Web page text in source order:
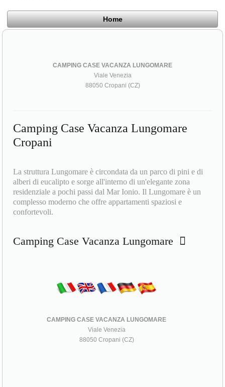
Home
CAMPING CASE VACANZA LUNGOMARE
Viale Venezia
88050 Cropani (CZ)
Camping Case Vacanza Lungomare
Cropani
La struttura Lungomare è circondata da un parco di pini e di
alberi di eucalipto e sorge all'interno di un'elegante zona
residenziale a pochi passi dal Mar Ionio. Il Lungomare è un
complesso moderno che offre appartamenti spaziosi e
confortevoli.
Camping Case Vacanza Lungomare
CAMPING CASE VACANZA LUNGOMARE
Viale Venezia
88050 Cropani (CZ)